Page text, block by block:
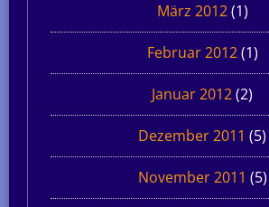
März 2012(1)
Februar 2012(1)
Januar 2012(2)
Dezember 2011 (5)
November 2011 (5)